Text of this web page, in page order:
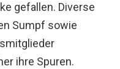
gefallen. Diverse
Sumpf sowie
ihre Spuren.